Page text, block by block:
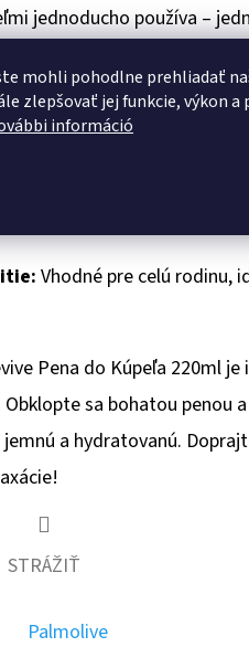
mohli pohodlne prehliadať
zlepšovať jej funkcie, výkon
információ
jednoducho používa –
Je vhodný pre všetky typy
Pomáha znížiť úroveň stresu
každodenný kúpeľ
Vhodné pre celú rodinu,
Pena do Kúpeľa 220ml
sa bohatou penou
jemnú a hydratovanú.
STRÁŽIŤ
Palmolive